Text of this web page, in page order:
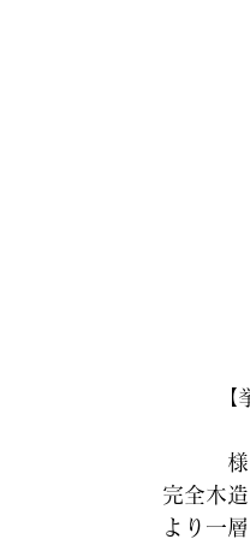
完全木
より一